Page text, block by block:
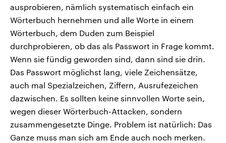
ausprobieren, nämlich systematisch einfach ein
Wörterbuch hernehmen und alle Worte in einem
Wörterbuch, dem Duden zum Beispiel
durchprobieren, ob das als Passwort in Frage kommt.
Wenn sie fündig geworden sind, dann sind sie drin.
Das Passwort möglichst lang, viele Zeichensätze,
auch mal Spezialzeichen, Ziffern, Ausrufezeichen
dazwischen. Es sollten keine sinnvollen Worte sein,
wegen dieser Wörterbuch-Attacken, sondern
zusammengesetzte Dinge. Problem ist natürlich: Das
Ganze muss man sich am Ende auch noch merken.